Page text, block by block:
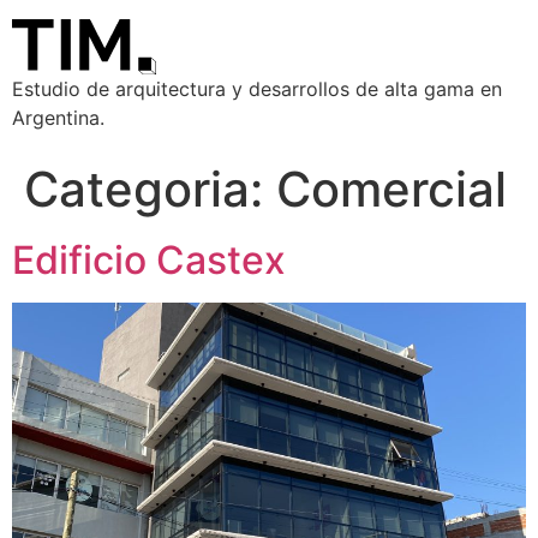
Estudio de arquitectura y desarrollos de alta gama en
Argentina.
Categoria: Comercial
Edificio Castex